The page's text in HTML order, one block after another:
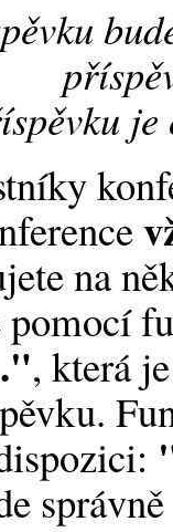
je
na
pomocí
, která